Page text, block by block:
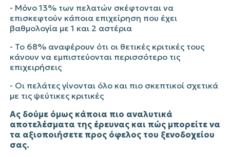
- Μόνο 13% των πελατών σκέφτονται να
επισκεφτούν κάποια επιχείρηση που έχει
βαθμολογία με 1 και 2 αστέρια
- Το 68% αναφέρουν ότι οι θετικές κριτικές τους
κάνουν να εμπιστεύονται περισσότερο τις
επιχειρήσεις
- Οι πελάτες γίνονται όλο και πιο σκεπτικοί σχετικά
με τις ψεύτικες κριτικές
Ας δούμε όμως κάποια πιο αναλυτικά
αποτελέσματα της έρευνας και πώς μπορείτε να
τα αξιοποιήσετε προς όφελος του ξενοδοχείου
σας.